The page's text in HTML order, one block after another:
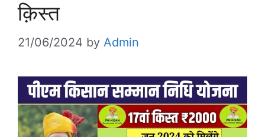
क़िस्त
21/06/2024 by Admin